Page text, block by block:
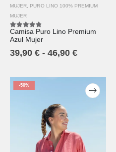
MUJER
PURO LINO 100% PREMIUM
MUJER
4.67 out of 5
Camisa Puro Lino Premium
Azul Mujer
39,90 € - 46,90 €
-50%